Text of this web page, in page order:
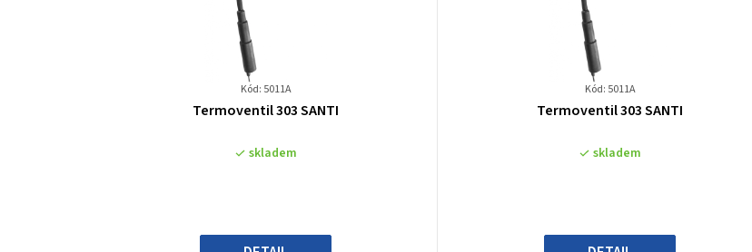
Kód: 5011A
Průměrné
produktu
5
Termoventil 303 SANTI
skladem
Kód: 5011A
Průměrné
produktu
5
Termoventil 303 SANTI
skladem